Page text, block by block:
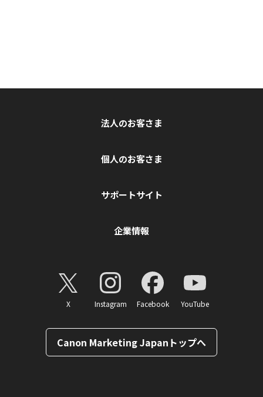
法人のお客さま
個人のお客さま
サポートサイト
企業情報
X Instagram Facebook YouTube
Canon Marketing Japanトップへ